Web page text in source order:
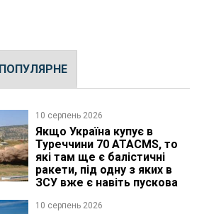
ПОПУЛЯРНЕ
10 серпень 2026
Якщо Україна купує в
Туреччини 70 ATACMS, то
які там ще є балістичні
ракети, під одну з яких в
ЗСУ вже є навіть пускова
10 серпень 2026